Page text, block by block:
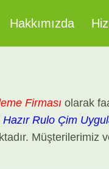
Hakkımızda
Firması olarak
Rulo Çim
Müşterilerimiz